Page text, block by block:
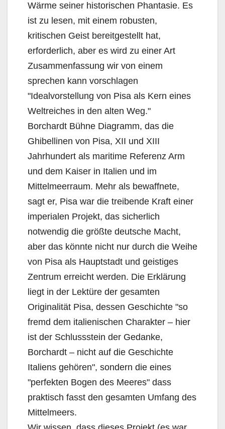
Wärme seiner historischen Phantasie. Es
ist zu lesen, mit einem robusten,
kritischen Geist bereitgestellt hat,
erforderlich, aber es wird zu einer Art
Zusammenfassung wir von einem
sprechen kann vorschlagen
"Idealvorstellung von Pisa als Kern eines
Weltreiches in den alten Weg."
Borchardt Bühne Diagramm, das die
Ghibellinen von Pisa, XII und XIII
Jahrhundert als maritime Referenz Arm
und dem Kaiser in Italien und im
Mittelmeerraum. Mehr als bewaffnete,
sagt er, Pisa war die treibende Kraft einer
imperialen Projekt, das sicherlich
notwendig die größte deutsche Macht,
aber das könnte nicht nur durch die Weihe
von Pisa als Hauptstadt und geistiges
Zentrum erreicht werden. Die Erklärung
liegt in der Lektüre der gesamten
Originalität Pisa, dessen Geschichte "so
fremd dem italienischen Charakter – hier
ist der Schlussstein der Gedanke,
Borchardt – nicht auf die Geschichte
Italiens gehören", sondern die eines
"perfekten Bogen des Meeres" dass
praktisch fasst den gesamten Umfang des
Mittelmeers.